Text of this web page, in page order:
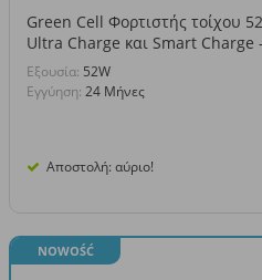
Green Cell Φορτιστής τοίχου
Ultra Charge και Smart Charge
Eξουσία: 52W
Εγγύηση: 24 Μήνες
Αποστολή: αύριο!
NOWOŚĆ